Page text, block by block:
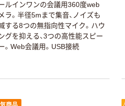
ルインワンの会議用360度web
ラ。半径5mまで集音、ノイズも
する8つの無指向性マイク。ハウ
グを抑える、3つの高性能スピー
。Web会議用。USB接続